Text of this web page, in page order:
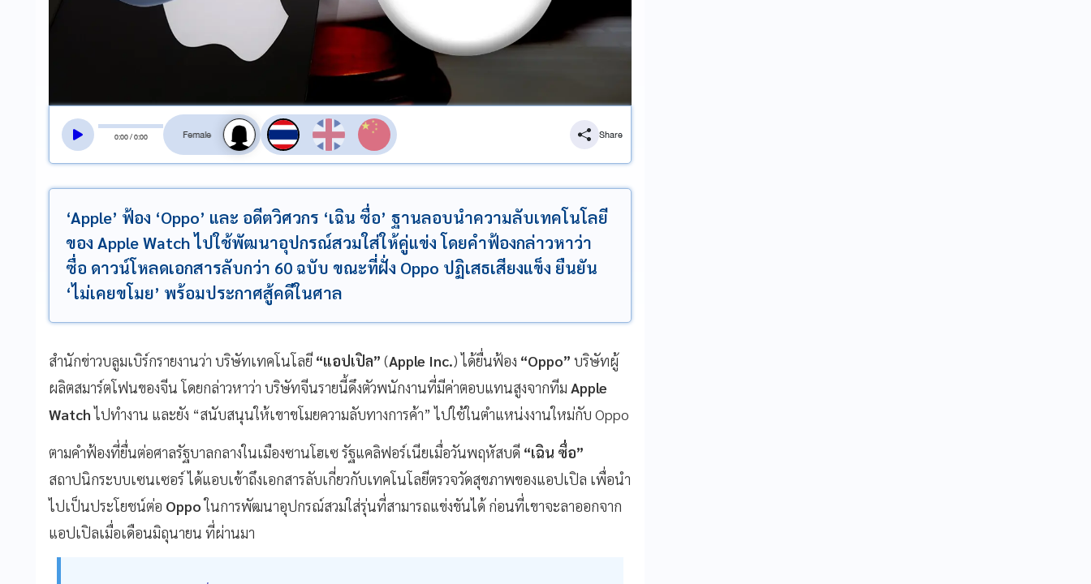
0:00/0:00
สลับเสียงอ่าน
Share
‘Apple’ ฟ้อง ‘Oppo’ และ อดีตวิศวกร ‘เฉิน ซื่อ’ ฐานลอบนำความลับเทคโนโลยี
ของ Apple Watch ไปใช้พัฒนาอุปกรณ์สวมใส่ให้คู่แข่ง โดยคำฟ้องกล่าวหาว่า
ซื่อ ดาวน์โหลดเอกสารลับกว่า 60 ฉบับ ขณะที่ฝั่ง Oppo ปฏิเสธเสียงแข็ง ยืนยัน
‘ไม่เคยขโมย’ พร้อมประกาศสู้คดีในศาล
สำนักข่าวบลูมเบิร์กรายงานว่า บริษัทเทคโนโลยี “แอปเปิล” (Apple Inc.) ได้ยื่นฟ้อง “Oppo” บริษัทผู้
ผลิตสมาร์ตโฟนของจีน โดยกล่าวหาว่า บริษัทจีนรายนี้ดึงตัวพนักงานที่มีค่าตอบแทนสูงจากทีม Apple
Watchไปทำงาน และยัง “สนับสนุนให้เขาขโมยความลับทางการค้า” ไปใช้ในตำแหน่งงานใหม่กับ Oppo
ตามคำฟ้องที่ยื่นต่อศาลรัฐบาลกลางในเมืองซานโฮเซ รัฐแคลิฟอร์เนียเมื่อวันพฤหัสบดี “เฉิน ซื่อ”
สถาปนิกระบบเซนเซอร์ ได้แอบเข้าถึงเอกสารลับเกี่ยวกับเทคโนโลยีตรวจวัดสุขภาพของแอปเปิล เพื่อนำ
ไปเป็นประโยชน์ต่อ Oppoในการพัฒนาอุปกรณ์สวมใส่รุ่นที่สามารถแข่งขันได้ ก่อนที่เขาจะลาออกจาก
แอปเปิลเมื่อเดือนมิถุนายน ที่ผ่านมา